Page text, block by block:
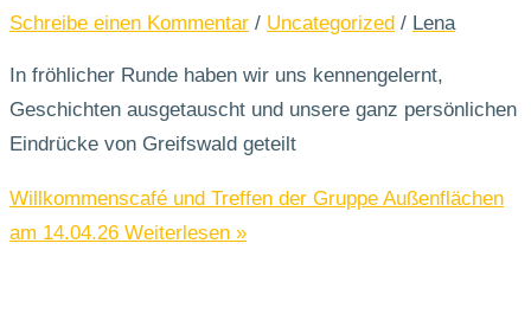
Schreibe einen Kommentar / Uncategorized / Lena
In fröhlicher Runde haben wir uns kennengelernt,
Geschichten ausgetauscht und unsere ganz persönlichen
Eindrücke von Greifswald geteilt
Willkommenscafé und Treffen der Gruppe Außenflächen
am 14.04.26 Weiterlesen »